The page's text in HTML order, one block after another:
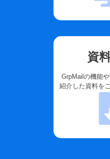
資
GrpMailの機能
紹介した資料を